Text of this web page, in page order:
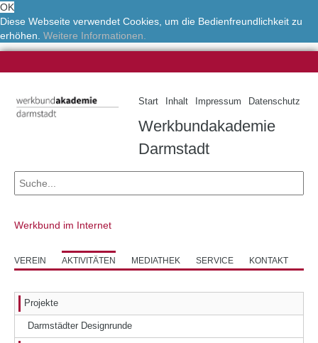
OK
Diese Webseite verwendet Cookies, um die Bedienfreundlichkeit zu
erhöhen. Weitere Informationen.
Start Inhalt Impressum Datenschutz
Werkbundakademie
Darmstadt
Werkbund im Internet
VEREIN AKTIVITÄTEN MEDIATHEK SERVICE KONTAKT
Projekte
Darmstädter Designrunde